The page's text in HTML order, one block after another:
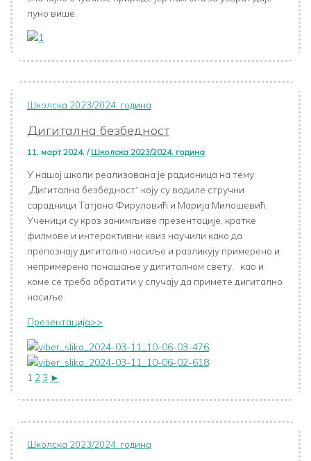
пуно више.
Школска 2023/2024. година
Дигитална безбедност
11. март 2024. / Школска 2023/2024. година
У нашој школи реализована је радионица на тему
„Дигитална безбедност“ коју су водиле стручни
сарадници Татјана Фируловић и Марија Милошевић.
Ученици су кроз занимљиве презентације, кратке
филмове и интерактивни квиз научили како да
препознају дигитално насиље и разликују примерено и
непримерено понашање у дигиталном свету, као и
коме се треба обратити у случају да примете дигитално
насиље.
Презентација>>
1 2 3 ►
Школска 2023/2024. година